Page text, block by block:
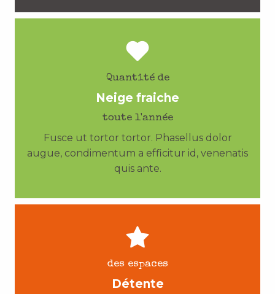
Quantité de
Neige fraiche
toute l'année
Fusce ut tortor tortor. Phasellus dolor
augue, condimentum a efficitur id, venenatis
quis ante.
des espaces
Détente